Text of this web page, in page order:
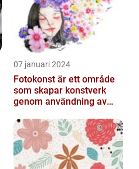
07 januari 2024
Fotokonst är ett område
som skapar konstverk
genom användning av